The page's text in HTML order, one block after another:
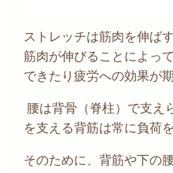
ストレッチは筋肉を伸ば
筋肉が伸びることによっ
できたり疲労への効果が
腰は背骨（脊柱）で支え
を支える背筋は常に負荷
そのために、背筋や下の